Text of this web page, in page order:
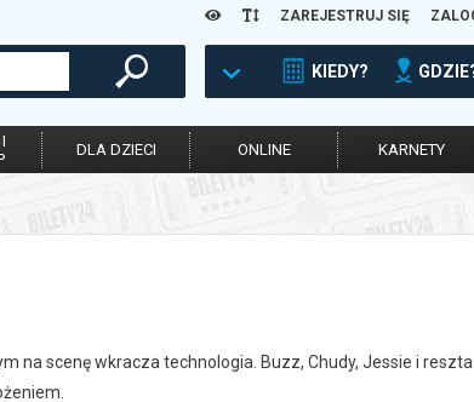
ZAREJESTRUJ SIĘ
KIEDY?
DLA DZIECI ONLINE KARNETY
na scenę wkracza technologia. Buzz, Chudy, Jessie i